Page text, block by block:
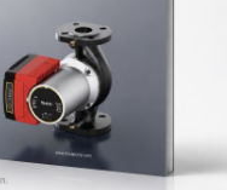
66 61